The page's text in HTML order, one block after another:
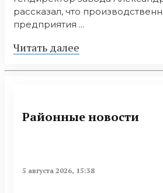
рассказал, что
предприятия ...
Читать далее
Районные новости
5 августа 2026, 15:38